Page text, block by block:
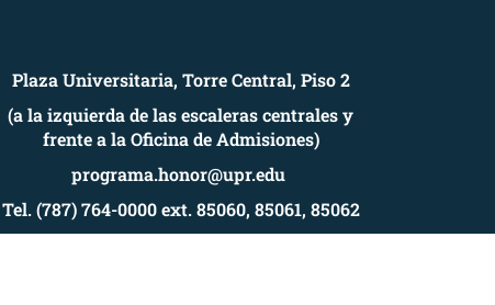
Plaza Universitaria, Torre Central, Piso 2
(a la izquierda de las escaleras centrales y
frente a la Oficina de Admisiones)
programa.honor@upr.edu
Tel. (787) 764-0000 ext. 85060, 85061, 85062